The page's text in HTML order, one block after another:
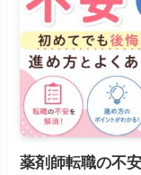
薬剤師転職の不